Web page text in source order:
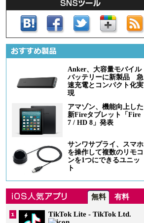
Anker、大容量モバイル
バッテリーに新製品 急
速充電とコンパクト化実
現
アマゾン、機能向上した
新Fireタブレット「Fire
7 / HD 8」発表
サンワサプライ、スマホ
を操作して複数のリモコ
ンを1つにできるユニッ
ト
無料 有料
TikTok Lite - TikTok Ltd.